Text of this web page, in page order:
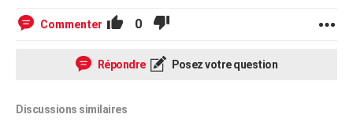
Commenter 0
Répondre Posez votre question
Discussions similaires